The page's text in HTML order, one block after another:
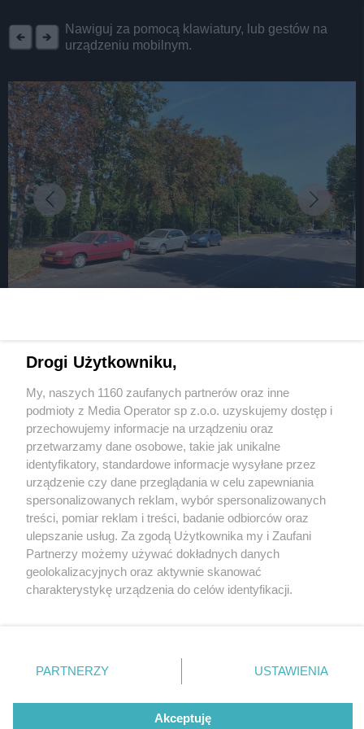
Nawiguj za pomocą klawiatury, lub gestów na
urządzeniu mobilnym.
Dąbrowa Górnicza. Szkoła w Łosieniu w
rozbudowie. Dzieci będą wożone busem 10 km do
Gołonoga. Uwaga na zmiany w organizacji ruchu
4 / 4
Dąbrowa Górnicza-Gołonóg.
Ul. Bolesława Prusa.
Zatoczka przed III Liceum
Ogólnokształcące im. gen.
Wróć do artykułu:
Dąbrowa Górnicza. Szkoła w Łosieniu w
Gołonoga. Uwaga na zmiany w organizacji ruchu
Wydawca mediów lokalnych
Nie zapomnij
zapoznać się z:
polityką prywatności
Twojemiasto
Piekary Śląskie
Chorzów
Tarnowskie Góry
Gliwice
Skontakuj sięz nami
Kontakt
Redakcja
Newsletter
Drogi Użytkowniku,
My, naszych 1160 zaufanych partnerów oraz inne
podmioty z Media Operator sp z.o.o. uzyskujemy dostęp i
przechowujemy informacje na urządzeniu oraz
przetwarzamy dane osobowe, takie jak unikalne
identyfikatory, standardowe informacje wysyłane przez
urządzenie czy dane przeglądania w celu zapewniania
spersonalizowanych reklam, wybór spersonalizowanych
treści, pomiar reklam i treści, badanie odbiorców oraz
ulepszanie usług. Za zgodą Użytkownika my i Zaufani
Partnerzy możemy używać dokładnych danych
geolokalizacyjnych oraz aktywnie skanować
charakterystykę urządzenia do celów identyfikacji.
zmienić/wycofać klikając przycisk ustawień prywatności
znajdujący się w lewym dolnym rogu strony
rodzaje przetwarzania danych nie wymagają zgody
użytkownika, ale masz prawo sprzeciwić się takiemu
PARTNERZY USTAWIENIA
Akceptuję